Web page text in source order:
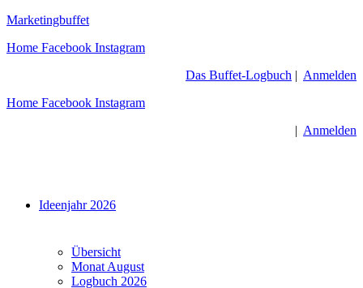
Zum
springen
Marketingbuffet
Home Facebook Instagram
Das Buffet-Logbuch | Anmelden
Home Facebook Instagram
| Anmelden
Menü Ideenjahr 2026
Übersicht
Monat August
Logbuch 2026